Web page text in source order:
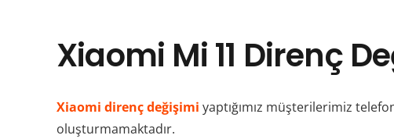
Xiaomi Mi 11 Direnç
Xiaomi direnç değişimi yaptığımız müşterilerimiz
oluşturmamaktadır.